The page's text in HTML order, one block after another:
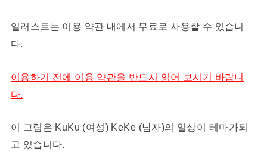
일러스트는 이용 약관 내에서 무료로 사용할 수 있습니
다.
이용하기 전에 이용 약관을 반드시 읽어 보시기 바랍니
다.
이 그림은 KuKu (여성) KeKe (남자)의 일상이 테마가되
고 있습니다.